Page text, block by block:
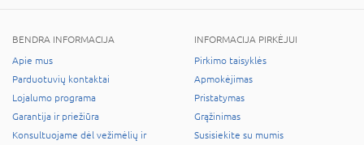
BENDRA INFORMACIJA
Apie mus
Parduotuvių kontaktai
Lojalumo programa
Garantija ir priežiūra
Konsultuojame dėl vežimėlių ir
INFORMACIJA PIRKĖJUI
Pirkimo taisyklės
Apmokėjimas
Pristatymas
Grąžinimas
Susisiekite su mumis